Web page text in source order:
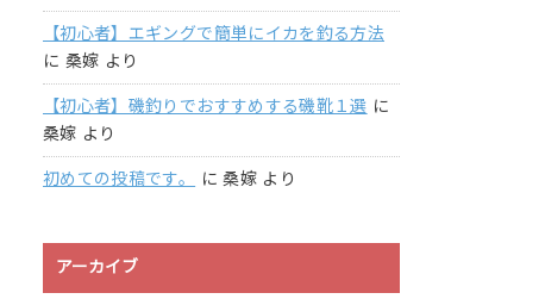
【初心者】エギングで簡単にイカを釣る方法
に 桑嫁 より
【初心者】磯釣りでおすすめする磯靴１選 に
桑嫁 より
初めての投稿です。 に桑嫁より
アーカイブ